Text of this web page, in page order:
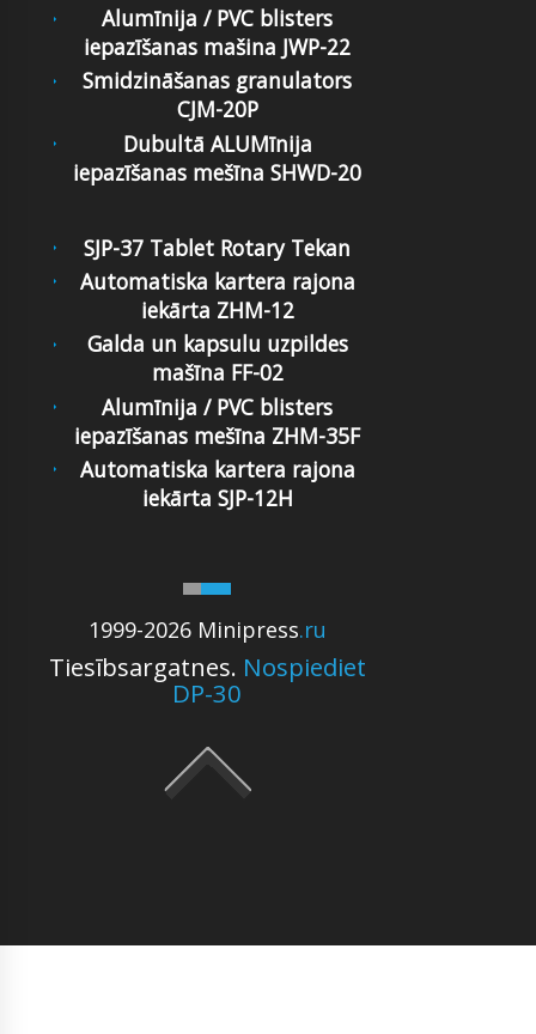
Alumīnija / PVC blisters
iepazīšanas mašina JWP-22
Smidzināšanas granulators
CJM-20P
Dubultā ALUMīnija
iepazīšanas mešīna SHWD-20
1999-2026 Minipress.ru
Tiesībsargatnes. Nospiediet
DP-30
SJP-37 Tablet Rotary Tekan
Automatiska kartera rajona
iekārta ZHM-12
Galda un kapsulu uzpildes
mašīna FF-02
Alumīnija / PVC blisters
iepazīšanas mešīna ZHM-35F
Automatiska kartera rajona
iekārta SJP-12H